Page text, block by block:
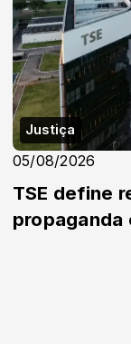
Justiça
05/08/2026
TSE define